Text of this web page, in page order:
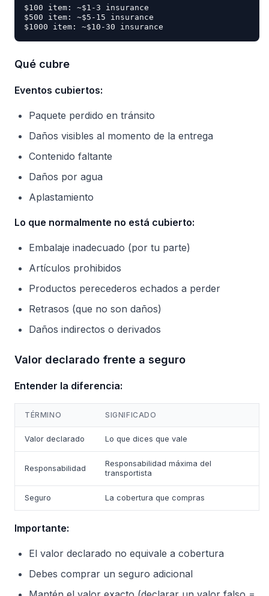
$100 item: ~$1-3 insurance
$500 item: ~$5-15 insurance
Qué cubre
Eventos cubiertos:
Paquete perdido en tránsito
Daños visibles al momento de la entrega
Contenido faltante
Daños por agua
Aplastamiento
Lo que normalmente no está cubierto:
Embalaje inadecuado (por tu parte)
Artículos prohibidos
Productos perecederos echados a perder
Retrasos (que no son daños)
Daños indirectos o derivados
Valor declarado frente a seguro
Entender la diferencia:
TÉRMINO SIGNIFICADO
Valor declarado Lo que dices que vale
Responsabilidad
Responsabilidad máxima del
transportista
Seguro La cobertura que compras
Importante:
El valor declarado no equivale a cobertura
Debes comprar un seguro adicional